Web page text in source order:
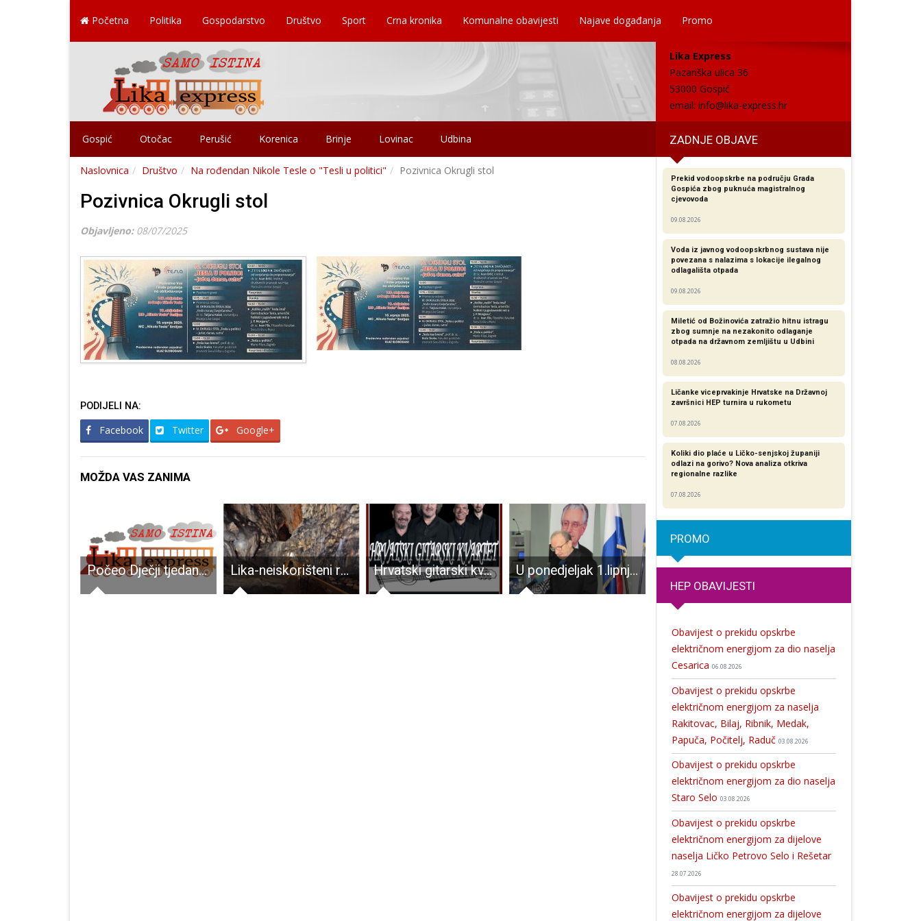
Početna Politika Gospodarstvo Društvo Sport Crna kronika Komunalne obavijesti Najave događanja Promo
Lika Express
Pazariška ulica 36
53000 Gospić
email: info@lika-express.hr
Gospić Otočac Perušić Korenica Brinje Lovinac Udbina ZADNJE OBJAVE
Naslovnica Društvo Na rođendan Nikole Tesle o "Tesli u politici" Pozivnica Okrugli stol
Pozivnica Okrugli stol
Objavljeno: 08/07/2025
PODIJELI NA:
Facebook Twitter Google+
MOŽDA VAS ZANIMA
Počeo Dječji tjedan u Gospiću Lika-neiskorišteni raj na zemlji Hrvatski gitarski kvartet ponovno u Gospiću!!! U ponedjeljak 1.lipnja u 17 sati bit će sahranjen Miroslav Petry 30. obljetnica akcije „Plitvice“ i pogibije Josipa Jovića, Hvala im na slobodi, miru i nadahnuću dobivenom kroz njihova hrabra i odvažna djela
Prekid vodoopskrbe na području Grada
Gospića zbog puknuća magistralnog
cjevovoda
09.08.2026
Voda iz javnog vodoopskrbnog sustava nije
povezana s nalazima s lokacije ilegalnog
odlagališta otpada
09.08.2026
Miletić od Božinovića zatražio hitnu istragu
zbog sumnje na nezakonito odlaganje
otpada na državnom zemljištu u Udbini
08.08.2026
Ličanke viceprvakinje Hrvatske na Državnoj
završnici HEP turnira u rukometu
07.08.2026
Koliki dio plaće u Ličko-senjskoj županiji
odlazi na gorivo? Nova analiza otkriva
regionalne razlike​
07.08.2026
PROMO
HEP OBAVIJESTI
Obavijest o prekidu opskrbe
električnom energijom za dio naselja
Cesarica 06.08.2026
Obavijest o prekidu opskrbe
električnom energijom za naselja
Rakitovac, Bilaj, Ribnik, Medak,
Papuča, Počitelj, Raduč 03.08.2026
Obavijest o prekidu opskrbe
električnom energijom za dio naselja
Staro Selo 03.08.2026
Obavijest o prekidu opskrbe
električnom energijom za dijelove
naselja Ličko Petrovo Selo i Rešetar
28.07.2026
Obavijest o prekidu opskrbe
električnom energijom za dijelove